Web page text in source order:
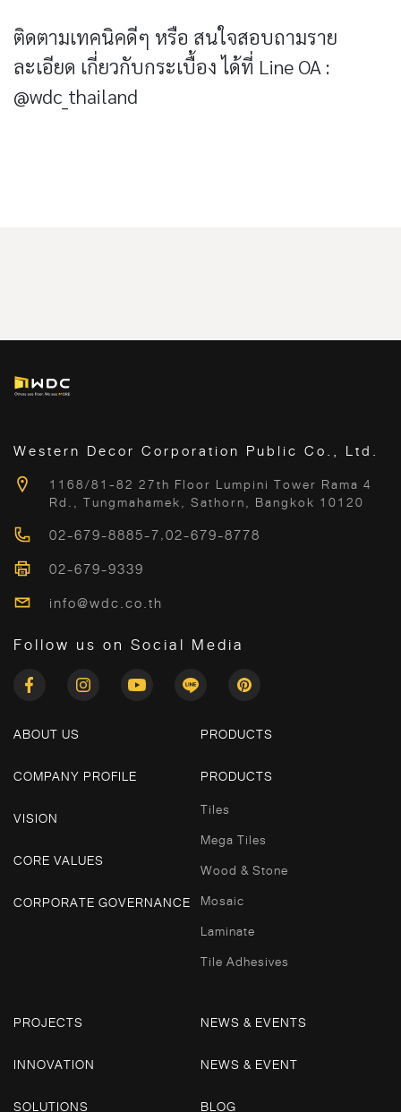
ติดตามเทคนิคดีๆ หรือ สนใจสอบถามราย
ละเอียด เกี่ยวกับกระเบื้อง ได้ที่ Line OA :
@wdc_thailand
Western Decor Corporation Public Co., Ltd.
1168/81-82 27th Floor Lumpini Tower Rama 4
Rd., Tungmahamek, Sathorn, Bangkok 10120
02-679-8885-7,02-679-8778
02-679-9339
info@wdc.co.th
Follow us on Social Media
ABOUT US
COMPANY PROFILE
VISION
CORE VALUES
CORPORATE GOVERNANCE
PRODUCTS
PRODUCTS
Tiles
Mega Tiles
Wood & Stone
Mosaic
Laminate
Tile Adhesives
PROJECTS
INNOVATION
SOLUTIONS
NEWS & EVENTS
NEWS & EVENT
BLOG